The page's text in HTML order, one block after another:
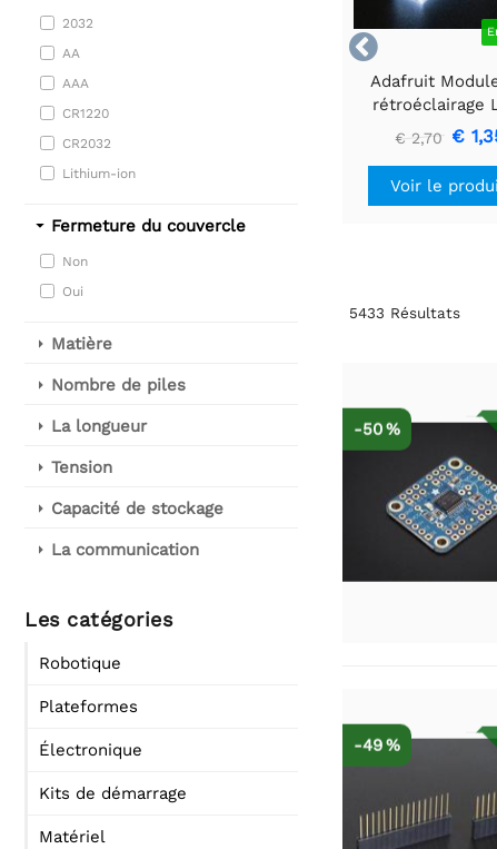
2032
AA
AAA
CR1220
CR2032
Lithium-ion
Fermeture du couvercle
Non
Oui
Matière
Nombre de piles
La longueur
Tension
Capacité de stockage
La communication
Les catégories
Robotique
Plateformes
Électronique
Kits de démarrage
Matériel

Adafruit
rétroéclairage
blanc - Petit 12
40 mm
€ 2,70 €
Voir le
5433 Résultats
-50 %
-49 %